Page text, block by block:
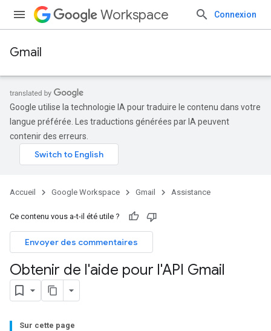
Workspace Connexion
Gmail
Google utilise la technologie IA pour traduire le contenu dans votre
langue préférée. Les traductions générées par IA peuvent
contenir des erreurs.
Accueil Google Workspace Gmail Assistance
Ce contenu vous a-t-il été utile ?
Envoyer des commentaires
Obtenir de l'aide pour l'API Gmail
Sur cette page